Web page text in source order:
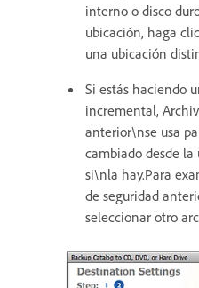
interno o disco
ubicación, haga
una ubicación
Si estás haciendo
incremental,
anterior\nse usa
cambiado desde
si\nla hay.Para
de seguridad
seleccionar otro